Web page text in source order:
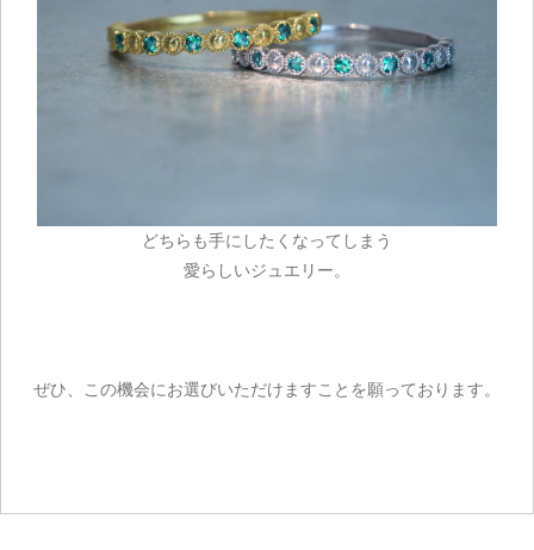
どちらも手にしたくなってしまう
愛らしいジュエリー。
ぜひ、この機会にお選びいただけますことを願っております。
カートを見る